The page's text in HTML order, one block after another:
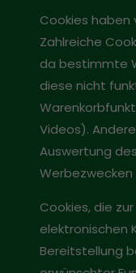
Cookies haben
Zahlreiche
da bestimmte
diese nicht
Videos).
Auswertung
Cookies, die
elektronischen
Bereitstellung